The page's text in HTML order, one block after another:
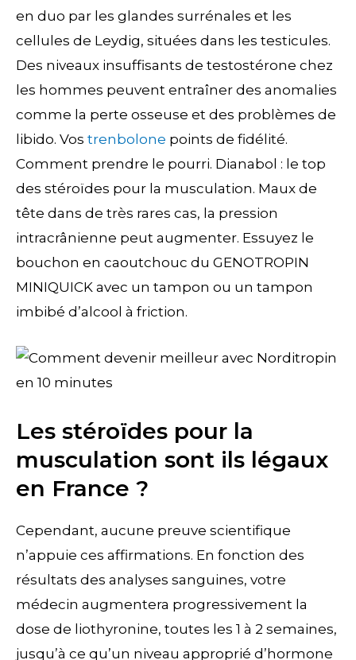
en duo par les glandes surrénales et les
cellules de Leydig, situées dans les testicules.
Des niveaux insuffisants de testostérone chez
les hommes peuvent entraîner des anomalies
comme la perte osseuse et des problèmes de
libido. Vos trenbolone points de fidélité.
Comment prendre le pourri. Dianabol : le top
des stéroïdes pour la musculation. Maux de
tête dans de très rares cas, la pression
intracrânienne peut augmenter. Essuyez le
bouchon en caoutchouc du GENOTROPIN
MINIQUICK avec un tampon ou un tampon
imbibé d’alcool à friction.
Les stéroïdes pour la
musculation sont ils légaux
en France ?
Cependant, aucune preuve scientifique
n’appuie ces affirmations. En fonction des
résultats des analyses sanguines, votre
médecin augmentera progressivement la
dose de liothyronine, toutes les 1 à 2 semaines,
jusqu’à ce qu’un niveau approprié d’hormone